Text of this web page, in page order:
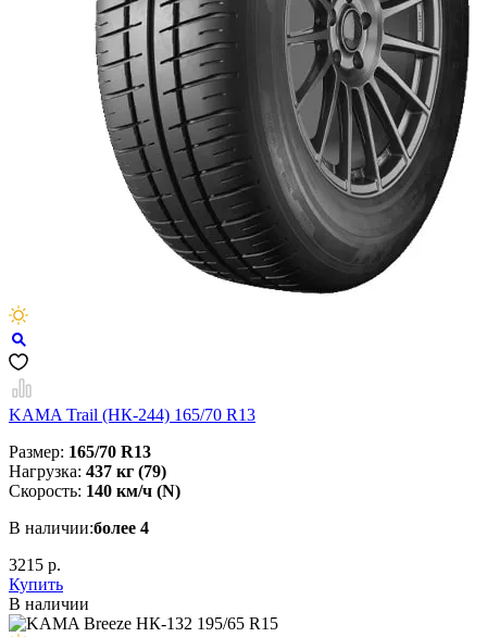
KAMA Trail (НК-244) 165/70 R13
Размер: 165/70 R13
Нагрузка: 437 кг (79)
Скорость: 140 км/ч (N)
В наличии:более 4
3215 р.
Купить
В наличии